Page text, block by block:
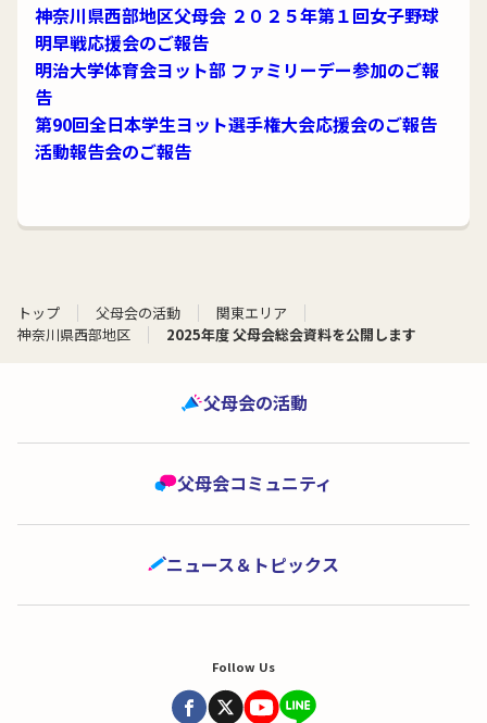
神奈川県西部地区父母会 ２０２５年第１回女子野球
明早戦応援会のご報告
明治大学体育会ヨット部 ファミリーデー参加のご報
告
第90回全日本学生ヨット選手権大会応援会のご報告
活動報告会のご報告
トップ 父母会の活動
関東エリア
神奈川県西部地区
2025年度 父母会総会資料を公開します
父母会の活動
父母会コミュニティ
ニュース＆トピックス
Follow Us